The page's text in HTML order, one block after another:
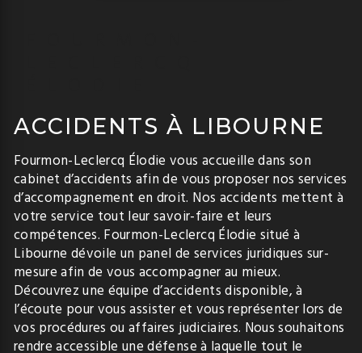
ACCIDENTS À LIBOURNE
Fourmon-Leclercq Élodie vous accueille dans son
cabinet d’accidents afin de vous proposer nos services
d’accompagnement en droit. Nos accidents mettent à
votre service tout leur savoir-faire et leurs
compétences. Fourmon-Leclercq Élodie situé à
Libourne dévoile un panel de services juridiques sur-
mesure afin de vous accompagner au mieux.
Découvrez une équipe d’accidents disponible, à
l’écoute pour vous assister et vous représenter lors de
vos procédures ou affaires judiciaires. Nous souhaitons
rendre accessible une défense à laquelle tout le